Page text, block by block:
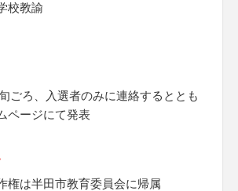
校教諭
ごろ、入選者のみに連絡するととも
ページにて発表
権は半田市教育委員会に帰属